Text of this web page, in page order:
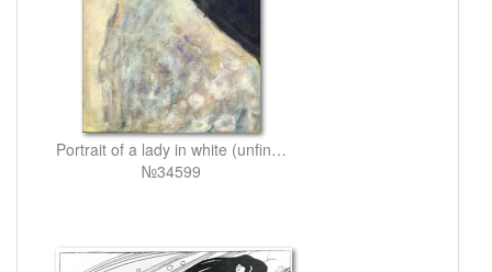
Portrait of a lady in white (unfinished)
№34599